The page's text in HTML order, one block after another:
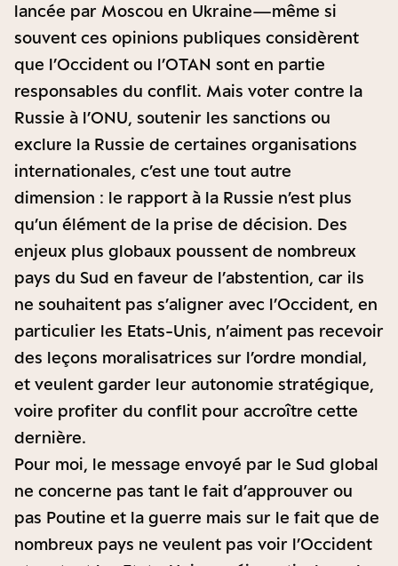
lancée par Moscou en Ukraine—même si
souvent ces opinions publiques considèrent
que l’Occident ou l’OTAN sont en partie
responsables du conflit. Mais voter contre la
Russie à l’ONU, soutenir les sanctions ou
exclure la Russie de certaines organisations
internationales, c’est une tout autre
dimension : le rapport à la Russie n’est plus
qu’un élément de la prise de décision. Des
enjeux plus globaux poussent de nombreux
pays du Sud en faveur de l’abstention, car ils
ne souhaitent pas s’aligner avec l’Occident, en
particulier les Etats-Unis, n’aiment pas recevoir
des leçons moralisatrices sur l’ordre mondial,
et veulent garder leur autonomie stratégique,
voire profiter du conflit pour accroître cette
dernière.
Pour moi, le message envoyé par le Sud global
ne concerne pas tant le fait d’approuver ou
pas Poutine et la guerre mais sur le fait que de
nombreux pays ne veulent pas voir l’Occident